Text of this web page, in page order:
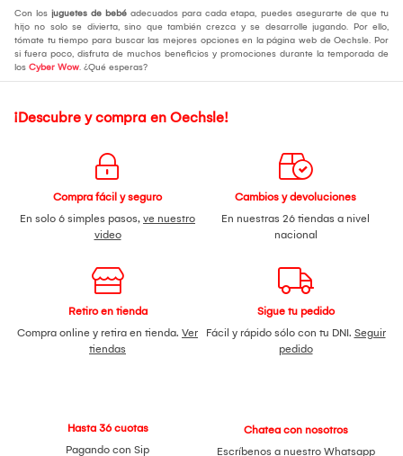
Con los juguetes de bebé adecuados para cada etapa, puedes asegurarte de que tu
hijo no solo se divierta, sino que también crezca y se desarrolle jugando. Por ello,
tómate tu tiempo para buscar las mejores opciones en la página web de Oechsle. Por
si fuera poco, disfruta de muchos beneficios y promociones durante la temporada de
los Cyber Wow. ¿Qué esperas?
¡Descubre y compra en Oechsle!
Compra fácil y seguro
En solo 6 simples pasos, ve nuestro
video
Cambios y devoluciones
En nuestras 26 tiendas a nivel
nacional
Retiro en tienda
Compra online y retira en tienda. Ver
tiendas
Sigue tu pedido
Fácil y rápido sólo con tu DNI. Seguir
pedido
Hasta 36 cuotas
Pagando con Sip
Chatea con nosotros
Escríbenos a nuestro Whatsapp